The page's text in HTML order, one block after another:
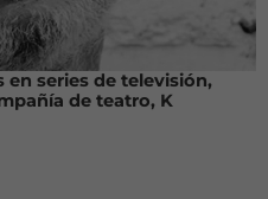
en series de televisión,
de teatro, K